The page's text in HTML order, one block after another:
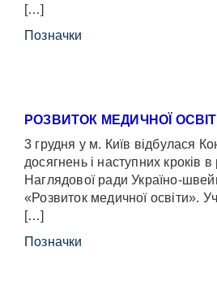
[…]
Позначки
РОЗВИТОК МЕДИЧНОЇ
3 грудня у м. Київ відбулася
досягнень і наступних кроків
Наглядової ради Україно-
«Розвиток медичної освіти».
[…]
Позначки